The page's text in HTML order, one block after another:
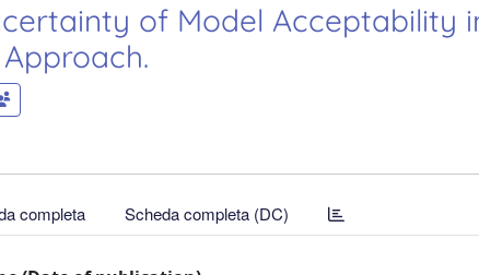
of Model Acceptability
completa Scheda completa (DC)